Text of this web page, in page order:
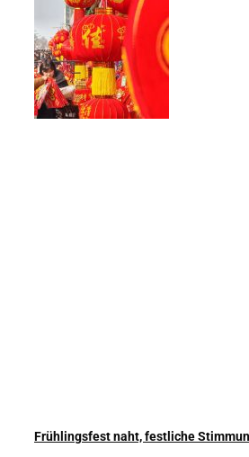
Frühlingsfest naht, festliche